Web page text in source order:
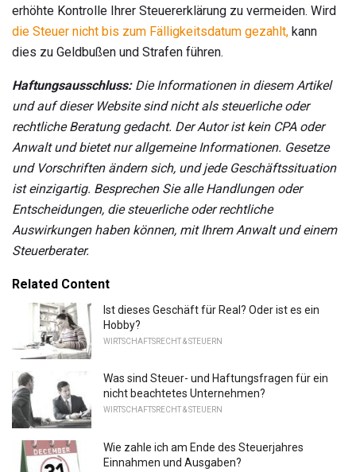
erhöhte Kontrolle Ihrer Steuererklärung zu vermeiden. Wird
die Steuer nicht bis zum Fälligkeitsdatum gezahlt, kann
dies zu Geldbußen und Strafen führen.
Haftungsausschluss:Die Informationen in diesem Artikel
und auf dieser Website sind nicht als steuerliche oder
rechtliche Beratung gedacht. Der Autor ist kein CPA oder
Anwalt und bietet nur allgemeine Informationen. Gesetze
und Vorschriften ändern sich, und jede Geschäftssituation
ist einzigartig. Besprechen Sie alle Handlungen oder
Entscheidungen, die steuerliche oder rechtliche
Auswirkungen haben können, mit Ihrem Anwalt und einem
Steuerberater.
Related Content
Ist dieses Geschäft für Real? Oder ist es ein
Hobby?
WIRTSCHAFTSRECHT & STEUERN
Was sind Steuer- und Haftungsfragen für ein
nicht beachtetes Unternehmen?
WIRTSCHAFTSRECHT & STEUERN
Wie zahle ich am Ende des Steuerjahres
Einnahmen und Ausgaben?